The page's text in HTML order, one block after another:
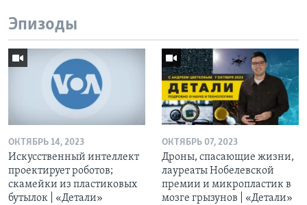
Эпизоды
ОКТЯБРЬ 14, 2023
Искусственный интеллект
проектирует роботов;
скамейки из пластиковых
бутылок | «Детали»
ОКТЯБРЬ 07, 2023
Дроны, спасающие жизни,
лауреаты Нобелевской
премии и микропластик в
мозге грызунов | «Детали»